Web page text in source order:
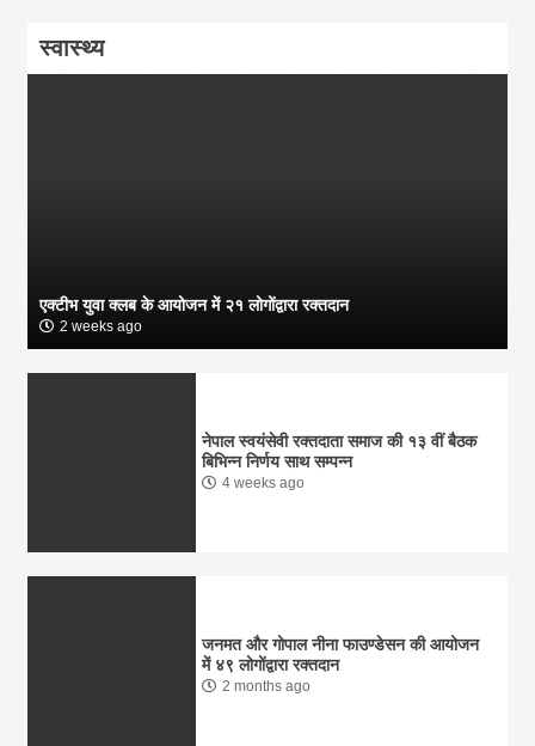
स्वास्थ्य
एक्टीभ युवा क्लब के आयोजन में २१ लोगोंद्वारा रक्तदान
2 weeks ago
नेपाल स्वयंसेवी रक्तदाता समाज की १३ वीं बैठक
बिभिन्न निर्णय साथ सम्पन्न
4 weeks ago
जनमत और गोपाल नीना फाउण्डेसन की आयोजन
में ४९ लोगोंद्वारा रक्तदान
2 months ago